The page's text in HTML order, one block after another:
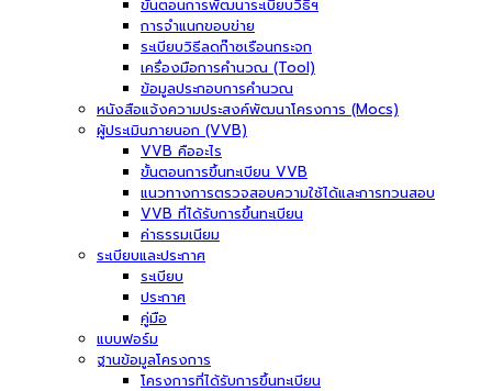
ขั้นตอนการพัฒนาระเบียบวิธีฯ
การจำแนกขอบข่าย
ระเบียบวิธีลดก๊าซเรือนกระจก
เครื่องมือการคำนวณ (Tool)
ข้อมูลประกอบการคำนวณ
หนังสือแจ้งความประสงค์พัฒนาโครงการ (Mocs)
ผู้ประเมินภายนอก (VVB)
VVB คืออะไร
ขั้นตอนการขึ้นทะเบียน VVB
แนวทางการตรวจสอบความใช้ได้และการทวนสอบ
VVB ที่ได้รับการขึ้นทะเบียน
ค่าธรรมเนียม
ระเบียบและประกาศ
ระเบียบ
ประกาศ
คู่มือ
แบบฟอร์ม
ฐานข้อมูลโครงการ
โครงการที่ได้รับการขึ้นทะเบียน